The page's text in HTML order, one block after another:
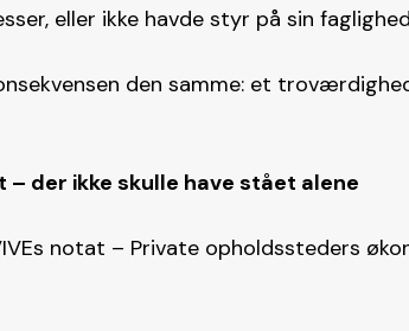
eller ikke havde styr på sin
den samme: et
der ikke skulle have stået alene
notat – Private opholdssteders